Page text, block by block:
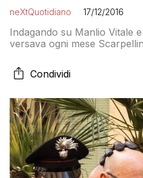
neXtQuotidiano 17/12/2016
Indagando su Manlio Vitale
versava ogni mese
come il nero: sta bene su tutto
Condividi